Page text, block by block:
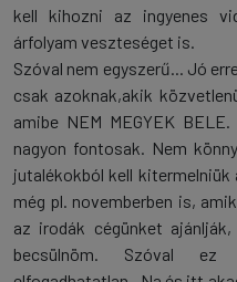
kell kihozni az ingyenes
árfolyam veszteséget is.
Szóval nem egyszerű... Jó
csak azoknak,akik
amibe NEM MEGYEK
nagyon fontosak. Nem
jutalékokból kell
még pl. novemberben is,
az irodák cégünket
becsülnöm. Szóval ez